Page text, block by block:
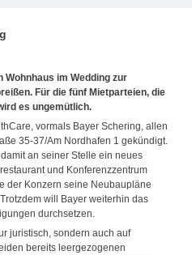
im Wedding zur
Für die fünf Mietparteien, die
es ungemütlich.
vormals Bayer Schering, allen
35-37/Am Nordhafen 1 gekündigt.
an seiner Stelle ein neues
und Konferenzzentrum
der Konzern seine Neubaupläne
will Bayer weiterhin das
durchsetzen.
juristisch, sondern auch auf
bereits leergezogenen